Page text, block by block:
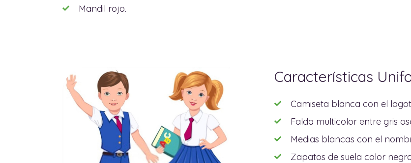
Mandil rojo.
Características
Camiseta blanca con el
Falda multicolor entre gris
Medias blancas con el
Zapatos de suela color